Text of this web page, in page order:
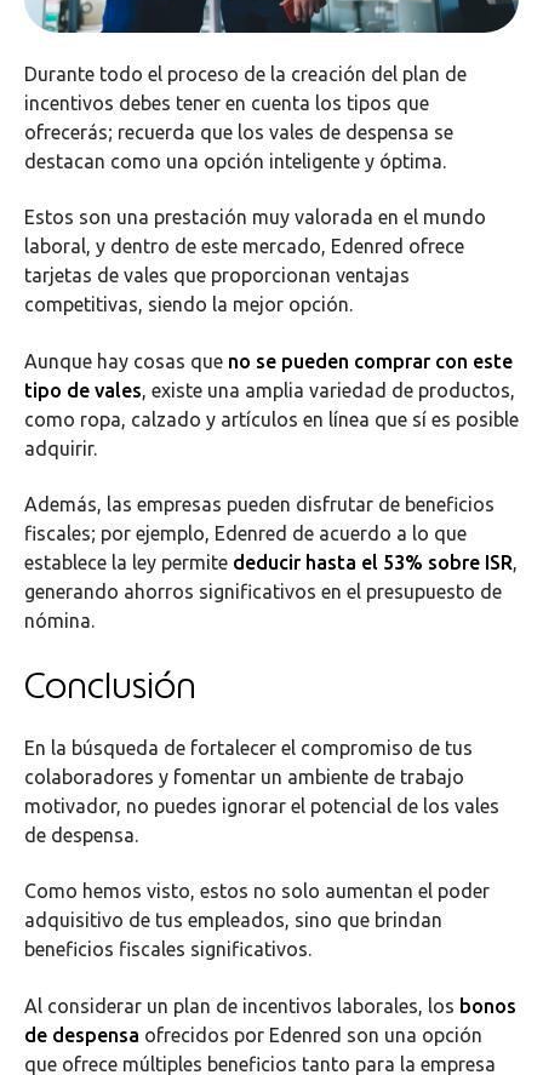
Durante todo el proceso de la creación del plan de
incentivos debes tener en cuenta los tipos que
ofrecerás; recuerda que los vales de despensa se
destacan como una opción inteligente y óptima.
Estos son una prestación muy valorada en el mundo
laboral, y dentro de este mercado, Edenred ofrece
tarjetas de vales que proporcionan ventajas
competitivas, siendo la mejor opción.
Aunque hay cosas que no se pueden comprar con este
tipo de vales, existe una amplia variedad de productos,
como ropa, calzado y artículos en línea que sí es posible
adquirir.
Además, las empresas pueden disfrutar de beneficios
fiscales; por ejemplo, Edenred de acuerdo a lo que
establece la ley permite deducir hasta el 53% sobre ISR,
generando ahorros significativos en el presupuesto de
nómina​.
Conclusión
En la búsqueda de fortalecer el compromiso de tus
colaboradores y fomentar un ambiente de trabajo
motivador, no puedes ignorar el potencial de los vales
de despensa.
Como hemos visto, estos no solo aumentan el poder
adquisitivo de tus empleados, sino que brindan
beneficios fiscales significativos.
Al considerar un plan de incentivos laborales, los bonos
de despensa ofrecidos por Edenred son una opción
que ofrece múltiples beneficios tanto para la empresa